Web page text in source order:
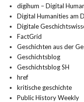
digihum – Digital
Digital Humanities am
Digitale
FactGrid
Geschichten aus der
Geschichtsblog
Geschichtsblog SH
href
kritische geschichte
Public History Weekly